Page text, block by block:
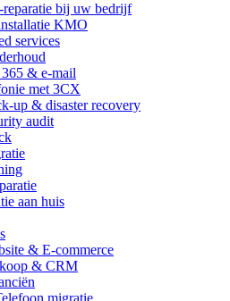
reparatie bij uw bedrijf
KMO
services
& e-mail
met 3CX
up & disaster recovery
audit
aan huis
& E-commerce
& CRM